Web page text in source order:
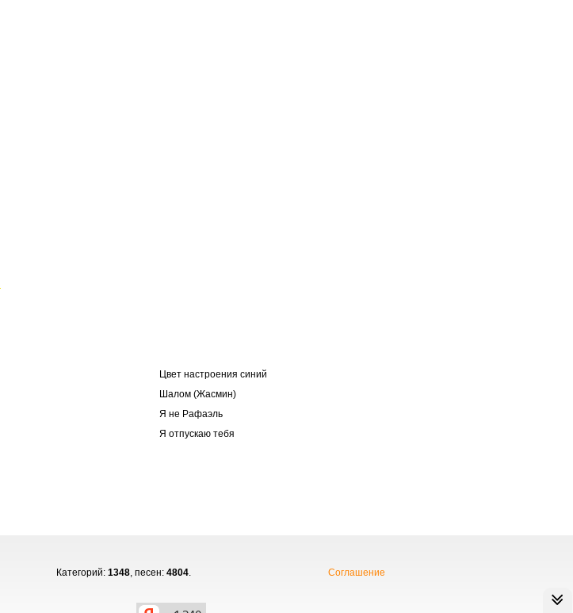
Цвет настроения синий
Шалом (Жасмин)
Я не Рафаэль
Я отпускаю тебя
Категорий: 1348, песен: 4804. Соглашение